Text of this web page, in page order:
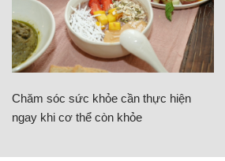
Chăm sóc sức khỏe cần thực hiện
ngay khi cơ thể còn khỏe